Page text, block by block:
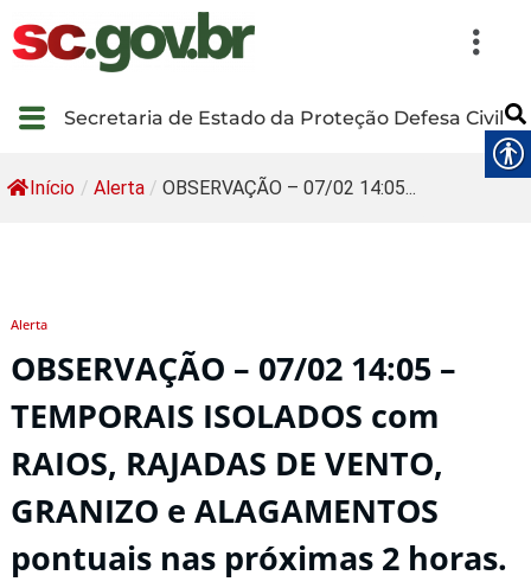
Secretaria de Estado da Proteção Defesa Civil
Início / Alerta / OBSERVAÇÃO – 07/02 14:05...
Alerta
OBSERVAÇÃO – 07/02 14:05 –
TEMPORAIS ISOLADOS com
RAIOS, RAJADAS DE VENTO,
GRANIZO e ALAGAMENTOS
pontuais nas próximas 2 horas.